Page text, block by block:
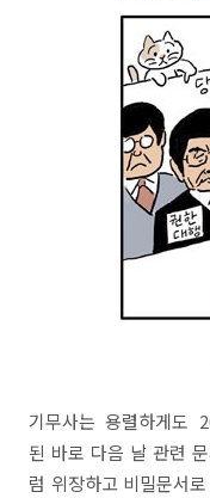
기무사는 용렬하게도
된 바로 다음 날 관련
럼 위장하고 비밀문서